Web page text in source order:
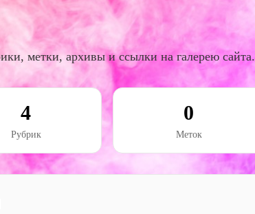
метки, архивы и ссылки на галерею сайта.
4
Рубрик
0
Меток